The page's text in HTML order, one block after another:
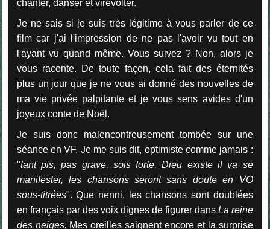
chanter, danser et virevolter.
Je ne sais si je suis très légitime à vous parler de ce
film car j'ai l'impression de ne pas l'avoir vu tout en
l'ayant vu quand même. Vous suivez ? Non, alors je
vous raconte. De toute façon, cela fait des éternités
plus un jour que je ne vous ai donné des nouvelles de
ma vie privée palpitante et je vous sens avides d'un
joyeux conte de Noël.
Je suis donc malencontreusement tombée sur une
séance en VF. Je me suis dit, optimiste comme jamais :
"tant pis, pas grave, sois forte, Dieu existe il va se
manifester, les chansons seront sans doute en VO
sous-titrées". Que nenni, les chansons sont doublées
en français par des voix dignes de figurer dans La reine
des neiges. Mes oreilles saignent encore et la surprise